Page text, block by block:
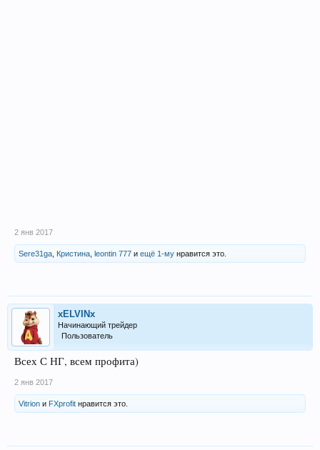
2 янв 2017
Sere31ga Кристина leontin 777 и ещё 1-му нравится это.
xELVINx
Начинающий трейдер
Пользователь
Всех С НГ, всем профита)
2 янв 2017
Vitrion и FXprofit нравится это.